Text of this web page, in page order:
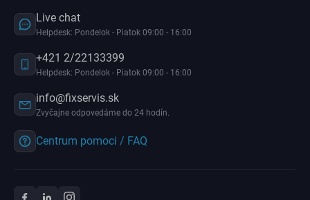
Live chat
Helpdesk: Pondelok - Piatok 09:00 - 16:00
+421 2/22133399
Helpdesk: Pondelok - Piatok 09:00 - 16:00
info@fixservis.sk
Zvyčajne odpovedáme do 24 hodín.
Centrum pomoci / FAQ